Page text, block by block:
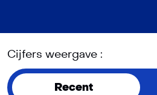
Cijfers weergave :
Recent